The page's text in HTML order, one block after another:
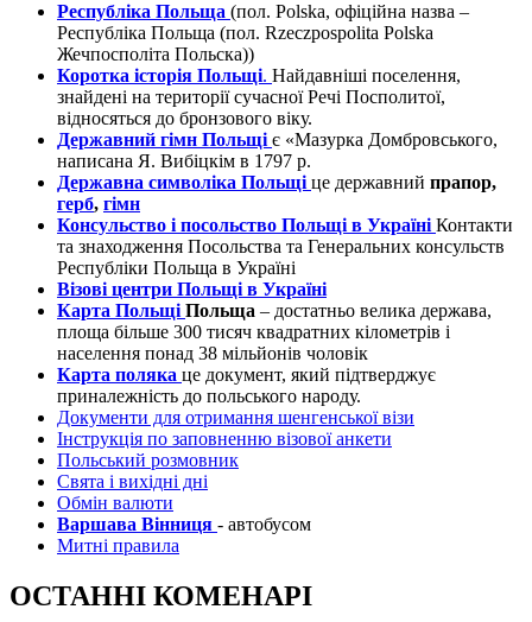
Республіка Польща (пол. Polska, офіційна назва –
Республіка Польща (пол. Rzeczpospolita Polska
Жечпосполіта Польска))
Коротка історія Польщі. Найдавніші поселення,
знайдені на території сучасної Речі Посполитої,
відносяться до бронзового віку.
Державний гімн Польщі є «Мазурка Домбровського,
написана Я. Вибіцкім в 1797 р.
Державна символіка Польщі це державний прапор,
герб, гімн
Консульство і посольство Польщі в Україні Контакти
та знаходження Посольства та Генеральних консульств
Республіки Польща в Україні
Візові центри Польщі в Україні
Карта Польщі Польща – достатньо велика держава,
площа більше 300 тисяч квадратних кілометрів і
населення понад 38 мільйонів чоловік
Карта поляка це документ, який підтверджує
приналежність до польського народу.
Документи для отримання шенгенської візи
Інструкція по заповненню візової анкети
Польський розмовник
Свята і вихідні дні
Обмін валюти
Варшава Вінниця - автобусом
Митні правила
ОСТАННІ КОМЕНАРІ